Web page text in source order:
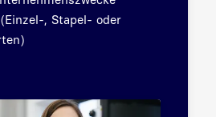
, Stapel- oder